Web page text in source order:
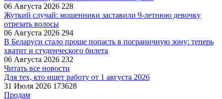
06 Августа 2026 228
Жуткий случай: мошенники заставили 9‑летнюю девочку
отрезать волосы
06 Августа 2026 294
В Беларуси стало проще попасть в пограничную зону: теперь
хватит и студенческого билета
06 Августа 2026 232
Читать все новости
Для тех, кто ищет работу от 1 августа 2026
31 Июля 2026 173628
Продам